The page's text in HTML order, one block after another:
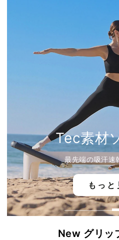
Tec素材
最先端の吸汗速
もっと
New グリッ